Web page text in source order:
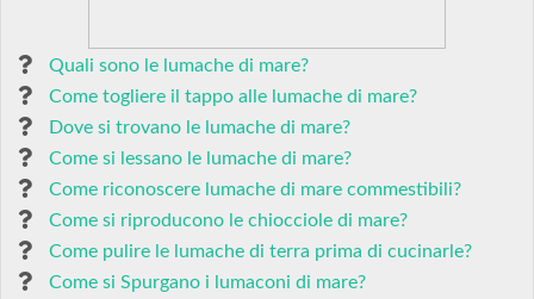
Quali sono le lumache di mare?
Come togliere il tappo alle lumache di mare?
Dove si trovano le lumache di mare?
Come si lessano le lumache di mare?
Come riconoscere lumache di mare commestibili?
Come si riproducono le chiocciole di mare?
Come pulire le lumache di terra prima di cucinarle?
Come si Spurgano i lumaconi di mare?